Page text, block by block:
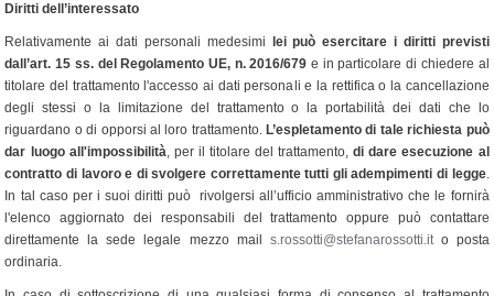
Diritti dell’interessato
Relativamente ai dati personali medesimi
lei può esercitare i diritti previsti
dall’art. 15 ss. del Regolamento UE, n. 2016/679e in particolare di chiedere al
titolare del trattamento l'accesso ai dati personali e la rettifica o la cancellazione
degli stessi o la limitazione del trattamento o la portabilità dei dati che lo
riguardano o di opporsi al loro trattamento. L’espletamento di tale richiesta può
dar luogo all'impossibilità, per il titolare del trattamento,di dare esecuzione al
contratto di lavoro e di svolgere correttamente tutti gli adempimenti di legge.
In tal caso per i suoi diritti può rivolgersi all’ufficio amministrativo che le fornirà
l'elenco aggiornato dei responsabili del trattamento oppure può contattare
direttamente la sede legale mezzo mail s.rossotti@stefanarossotti.ito posta
ordinaria.